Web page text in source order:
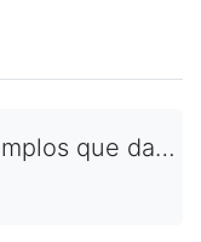
Como os exemplos que damos no dia a dia aproximam as crianças dos conceitos da sustentabilidade